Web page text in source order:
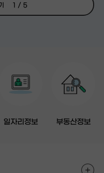
1 / 5
일자리정보 부동산정보